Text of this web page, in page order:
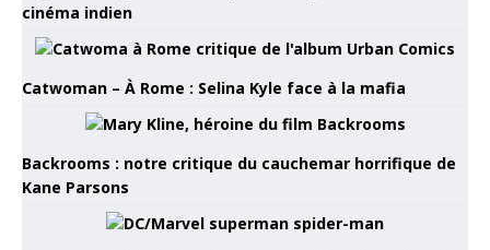
cinéma indien
Catwoman – À Rome : Selina Kyle face à la mafia
Backrooms : notre critique du cauchemar horrifique de
Kane Parsons